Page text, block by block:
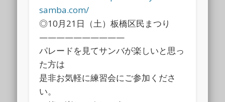
samba.com/
◎10月21日（土）板橋区民まつり
——————————
パレードを見てサンバが楽しいと思っ
た方は
是非お気軽に練習会にご参加くださ
い。